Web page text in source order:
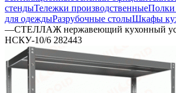
стендыТележки производственныеПолки
для одеждыРазрубочные столыШкафы
—СТЕЛЛАЖ нержавеющий кухонный
НСКУ-10/6 282443